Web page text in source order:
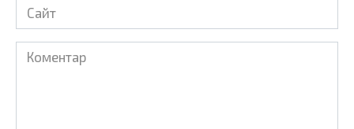
Сайт
Коментар